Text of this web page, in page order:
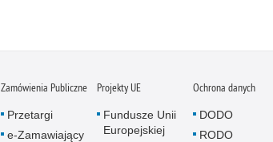
Zamówienia Publiczne
Przetargi
e-Zamawiający
Projekty UE
Fundusze Unii
Europejskiej
Ochrona danych
DODO
RODO